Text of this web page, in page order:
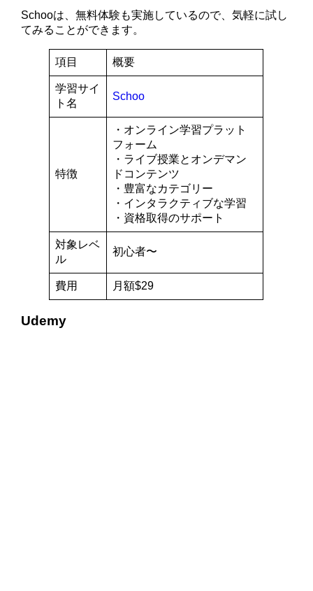
Schooは、無料体験も実施しているので、気軽に試し
てみることができます。
項目 概要
学習サイ
ト名
Schoo
特徴
・オンライン学習プラット
フォーム
・ライブ授業とオンデマン
ドコンテンツ
・豊富なカテゴリー
・インタラクティブな学習
・資格取得のサポート
対象レベ
ル
初心者〜
費用 月額$29
Udemy